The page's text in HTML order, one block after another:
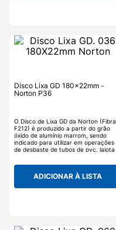
Disco Lixa GD 180x22mm -
Norton P36
O Disco de Lixa GD da Norton (Fibra
F212) é produzido a partir do grão
óxido de alumínio marrom, sendo
indicado para utilizar em operações
de desbaste de tubos de pvc, lajota
a remoção de tinta antiga e/ou
ADICIONAR À LISTA